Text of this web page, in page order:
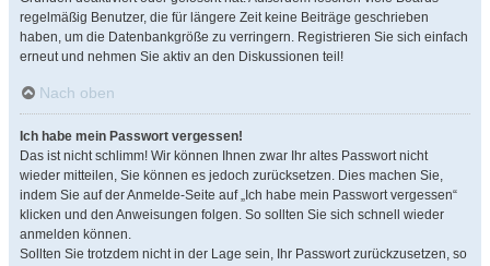
regelmäßig Benutzer, die für längere Zeit keine Beiträge geschrieben
haben, um die Datenbankgröße zu verringern. Registrieren Sie sich einfach
erneut und nehmen Sie aktiv an den Diskussionen teil!
Nach oben
Ich habe mein Passwort vergessen!
Das ist nicht schlimm! Wir können Ihnen zwar Ihr altes Passwort nicht
wieder mitteilen, Sie können es jedoch zurücksetzen. Dies machen Sie,
indem Sie auf der Anmelde-Seite auf „Ich habe mein Passwort vergessen“
klicken und den Anweisungen folgen. So sollten Sie sich schnell wieder
anmelden können.
Sollten Sie trotzdem nicht in der Lage sein, Ihr Passwort zurückzusetzen, so